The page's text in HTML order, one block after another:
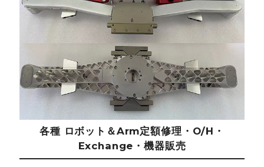
各種 ロボット＆Arm定額修理・O/H・
Exchange・機器販売